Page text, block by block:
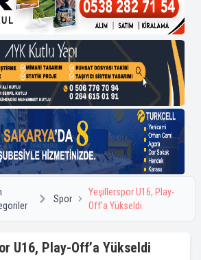
Spor
Yeşillerspor U16, Play-
Off’a Yükseldi
U16, Play-Off’a Yükseldi